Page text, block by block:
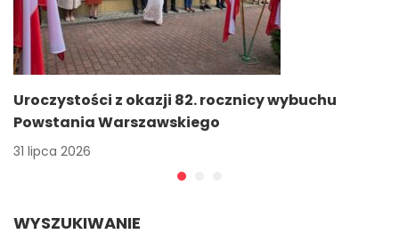
Uroczystości z okazji 82. rocznicy wybuchu
Powstania Warszawskiego
31 lipca 2026
WYSZUKIWANIE